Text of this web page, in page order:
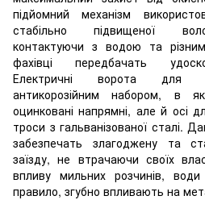
підйомний механізм
стабільно підвищеної
контактуючи з водою та
фахівці передбачать
Електричні ворота для
антикорозійним набором, в
оцинковані напрямні, але й осі
троси з гальванізованої сталі.
забезпечать злагоджену та
заїзду, не втрачаючи своїх
впливу мильних розчинів,
правило, згубно впливають на